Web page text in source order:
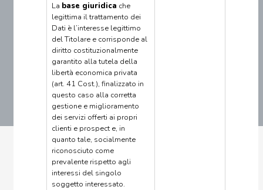
La base giuridica che
legittima il trattamento dei
Dati è l’interesse legittimo
del Titolare e corrisponde al
diritto costituzionalmente
garantito alla tutela della
libertà economica privata
(art. 41 Cost.), finalizzato in
questo caso alla corretta
gestione e miglioramento
dei servizi offerti ai propri
clienti e prospect e, in
quanto tale, socialmente
riconosciuto come
prevalente rispetto agli
interessi del singolo
soggetto interessato.